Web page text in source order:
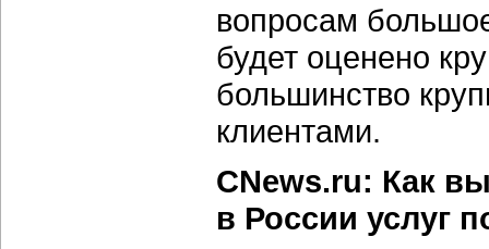
вопросам
будет оценено
большинство
клиентами.
CNews.ru: Как
в России услуг